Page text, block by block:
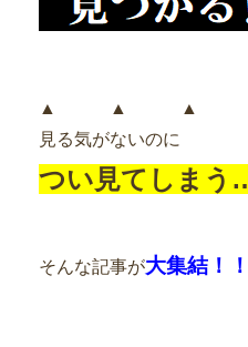
▲ ▲ ▲
見る気がないのに
つい見てしまう
そんな記事が大集結！！